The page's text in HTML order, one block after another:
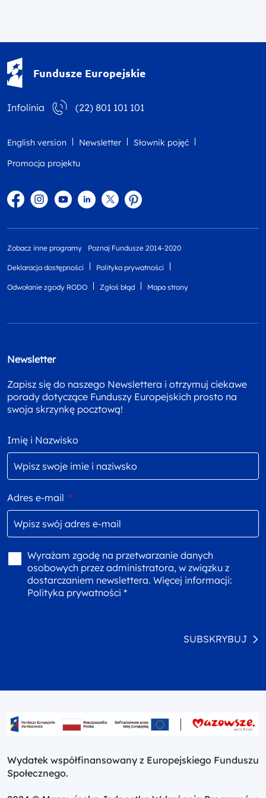
Fundusze Europejskie
Infolinia (22) 801 101 101
English version Newsletter
Słownik pojęć
Promocja projektu
FacebookInstagram
YouTubeLinkedintwitterPinterest
Zobacz inne programy Poznaj Fundusze 2014-2020
Deklaracja dostępności Polityka prywatności
Odwołanie zgody RODO Zgłoś błąd Mapa strony
Newsletter
Zapisz się do naszego Newslettera i otrzymuj ciekawe
porady dotyczące Funduszy Europejskich prosto na
swoja skrzynkę pocztową!
Imię i Nazwisko
Adres e-mail *
Wyrażam zgodę na przetwarzanie danych
osobowych przez administratora, w związku z
dostarczaniem newslettera. Więcej informacji:
Polityka prywatności *
SUBSKRYBUJ
Wydatek współfinansowany z Europejskiego Funduszu
Społecznego.